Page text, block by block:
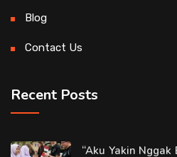
Blog
Contact Us
Recent Posts
“Aku Yakin